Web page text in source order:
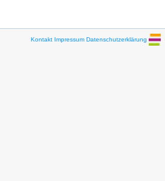
Kontakt Impressum Datenschutzerklärung